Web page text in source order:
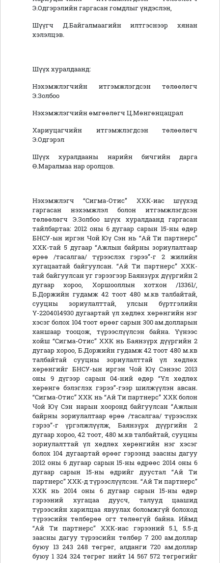
Э.Одгэрэлийн гаргасан гомдлыг үндэслэн,
Шүүгч Д.Байгалмаагийн илтгэснээр хянан
хэлэлцэв.
Шүүх хуралдаанд:
Нэхэмжлэгчийн итгэмжлэгдсэн төлөөлөгч
Э.Золбоо
Нэхэмжлэгчийн өмгөөлөгч Ц.Мөнгөнцацрал
Хариуцагчийн итгэмжлэгдсэн төлөөлөгч
Э.Одгэрэл
Шүүх хуралдааны нарийн бичгийн дарга
Ө.Маралмаа нар оролцов.
Нэхэмжлэгч “Сигма-Отис” ХХК-иас шүүхэд
гаргасан нэхэмжлэл болон итгэмжлэгдсэн
төлөөлөгч Э.Золбоо шүүх хуралдаанд гаргасан
тайлбартаа: 2012 оны 6 дугаар сарын 15-ны өдөр
БНСУ-ын иргэн Чой Юү Сэн нь “Ай Ти партнерс”
ХХК-тай 5 дугаар “Ажлын байрны зориулалтаар
өрөө /тасалгаа/ түрээслэх гэрээ”-г 2 жилийн
хугацаатай байгуулсан. “Ай Ти партнерс” ХХК-
тай байгуулсан уг гэрээгээр Баянзүрх дүүргийн 2
дугаар хороо, Хоршооллын хотхон /13361/,
Б.Доржийн гудамж 42 тоот 480 м.кв талбайтай,
сууцны зориулалттай, улсын бүртгэлийн
Ү-2204014930 дугаартай үл хөдлөх хөрөнгийн нэг
хэсэг болох 104 тоот өрөөг сарын 300 ам.долларын
ханшаар тооцож, түрээслүүлсэн байна. Үүнээс
хойш “Сигма-Отис” ХХК нь Баянзүрх дүүргийн 2
дугаар хороо, Б.Доржийн гудамж 42 тоот 480 м.кв
талбайтай сууцны зориулалттай үл хөдлөх
хөрөнгийг БНСУ-ын иргэн Чой Юү Сэнээс 2013
оны 9 дүгээр сарын 04-ний өдөр “Үл хөдлөх
хөрөнгө бэлэглэх гэрээ”-гээр шилжүүлэн авсан.
“Сигма-Отис” ХХК нь “Ай Ти партнерс” ХХК болон
Чой Юү Сэн нарын хооронд байгуулсан “Ажлын
байрны зориулалтаар өрөө /тасалгаа/ түрээслэх
гэрээ”-г үргэлжлүүлж, Баянзүрх дүүргийн 2
дугаар хороо, 42 тоот, 480 м.кв талбайтай, сууцны
зориулалттай үл хөдлөх хөрөнгийн нэг хэсэг
болох 104 дугаартай өрөөг гэрээнд заасны дагуу
2012 оны 6 дугаар сарын 15-ны өдрөөс 2014 оны 6
дугаар сарын 15-ны өдрийг дуустал “Ай Ти
партнерс” ХХК-д түрээслүүлсэн. “Ай Ти партнерс”
ХХК нь 2014 оны 6 дугаар сарын 15-ны өдөр
гэрээний хугацаа дуусч, талууд цаашид
түрээсийн харилцаа явуулах боломжгүй болоход
түрээсийн төлбөрөө огт төлөөгүй байна. Иймд
“Ай Ти партнерс” ХХК-иас гэрээний 5.1, 5.5-д
заасны дагуу түрээсийн төлбөр 7 200 ам.доллар
буюу 13 243 248 төгрөг, алданги 720 ам.доллар
буюу 1 324 324 төгрөг нийт 14 567 572 төгрөгийг